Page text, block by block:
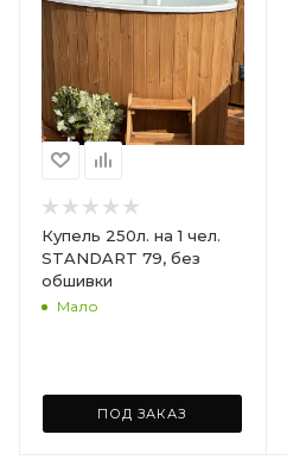
Купель 250л. на 1 чел.
STANDART 79, без
обшивки
Мало
ПОД ЗАКАЗ